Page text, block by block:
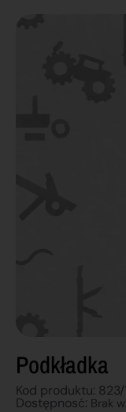
Podkładka
Kod produktu: 823/
Dostępnosć: Brak